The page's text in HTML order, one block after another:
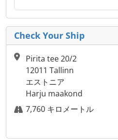
Check Your Ship
Pirita tee 20/2
12011 Tallinn
エストニア
Harju maakond
7,760 キロメートル